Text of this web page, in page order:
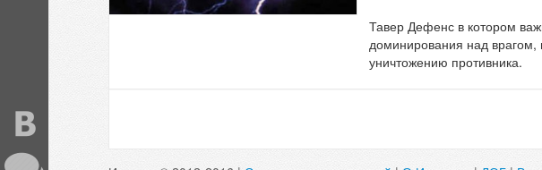
Тавер Дефенс в котором
доминирования над врагом,
уничтожению противника.